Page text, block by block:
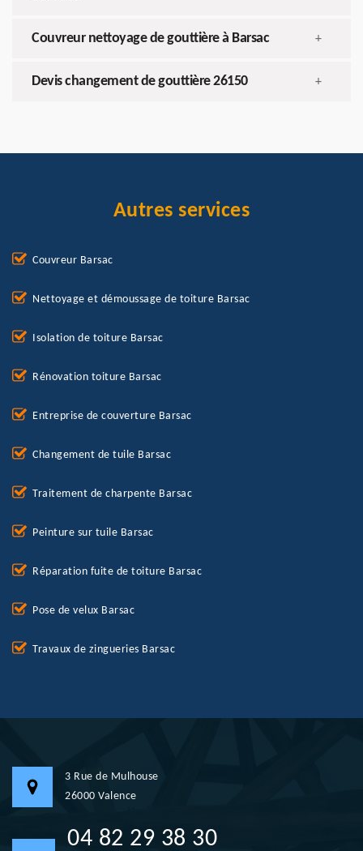
Couvreur nettoyage de gouttière à Barsac +
Devis changement de gouttière 26150 +
Autres services
Couvreur Barsac
Nettoyage et démoussage de toiture Barsac
Isolation de toiture Barsac
Rénovation toiture Barsac
Entreprise de couverture Barsac
Changement de tuile Barsac
Traitement de charpente Barsac
Peinture sur tuile Barsac
Réparation fuite de toiture Barsac
Pose de velux Barsac
Travaux de zingueries Barsac
3 Rue de Mulhouse
26000 Valence
04 82 29 38 30